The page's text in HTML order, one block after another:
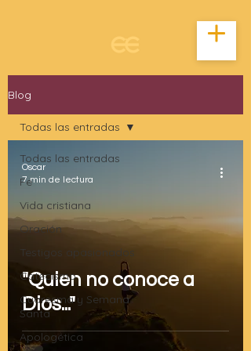
Blog
Todas las entradas
Fe
Vida cristiana
Oración
Testigos apasionados
Catecismo
Cuaresma y Semana
Santa
Apologética
Todas las entradas
"Quien no conoce a
Dios..."
Oscar
7 min de lectura